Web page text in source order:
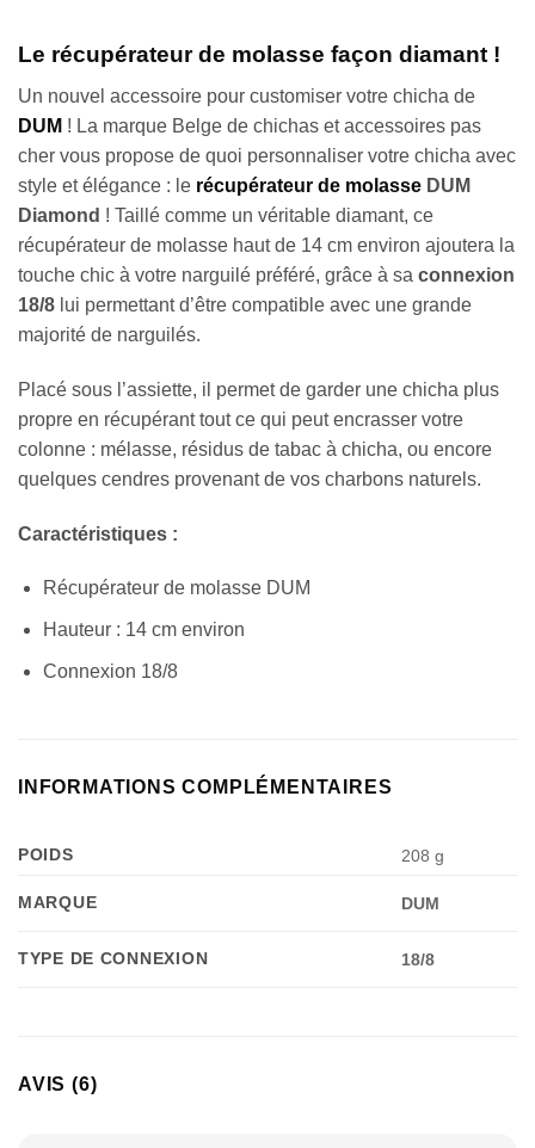
Le récupérateur de molasse façon diamant !
Un nouvel accessoire pour customiser votre chicha de
DUM ! La marque Belge de chichas et accessoires pas
cher vous propose de quoi personnaliser votre chicha avec
style et élégance : le récupérateur de molasse DUM
Diamond ! Taillé comme un véritable diamant, ce
récupérateur de molasse haut de 14 cm environ ajoutera la
touche chic à votre narguilé préféré, grâce à sa connexion
18/8 lui permettant d’être compatible avec une grande
majorité de narguilés.
Placé sous l’assiette, il permet de garder une chicha plus
propre en récupérant tout ce qui peut encrasser votre
colonne : mélasse, résidus de tabac à chicha, ou encore
quelques cendres provenant de vos charbons naturels.
Caractéristiques :
Récupérateur de molasse DUM
Hauteur : 14 cm environ
Connexion 18/8
INFORMATIONS COMPLÉMENTAIRES
POIDS 208 g
MARQUE DUM
TYPE DE CONNEXION 18/8
AVIS (6)